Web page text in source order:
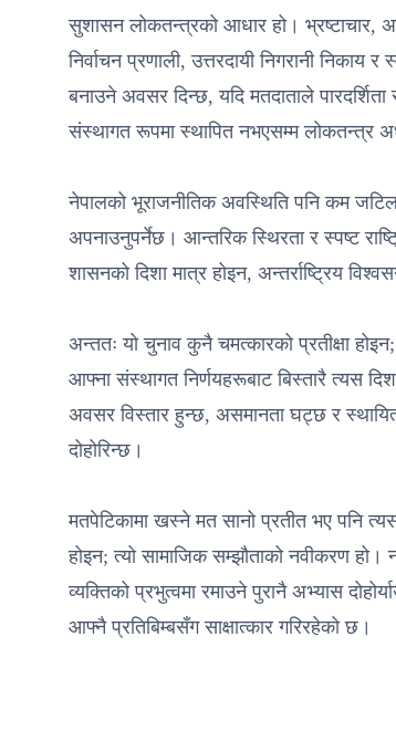
सुशासन लोकतन्त्रको आधार हो। भ्रष्टाचार,
निर्वाचन प्रणाली, उत्तरदायी निगरानी
बनाउने अवसर दिन्छ, यदि मतदाताले
संस्थागत रूपमा स्थापित नभएसम्म लोकतन्त्र
नेपालको भूराजनीतिक अवस्थिति पनि कम
अपनाउनुपर्नेछ। आन्तरिक स्थिरता र स्पष्ट
शासनको दिशा मात्र होइन, अन्तर्राष्ट्रिय
अन्ततः यो चुनाव कुनै चमत्कारको प्रतीक्षा
आफ्ना संस्थागत निर्णयहरूबाट बिस्तारै त्यस
अवसर विस्तार हुन्छ, असमानता घट्छ र
दोहोरिन्छ।
मतपेटिकामा खस्ने मत सानो प्रतीत भए पनि
होइन; त्यो सामाजिक सम्झौताको नवीकरण हो।
व्यक्तिको प्रभुत्वमा रमाउने पुरानै अभ्यास
आफ्नै प्रतिबिम्बसँग साक्षात्कार गरिरहेको छ।